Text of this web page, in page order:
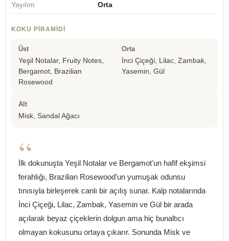
Yayılım Orta
KOKU PIRAMIDI
Üst
Yeşil Notalar, Fruity Notes,
Bergamot, Brazilian
Rosewood
Orta
İnci Çiçeği, Lilac, Zambak,
Yasemin, Gül
Alt
Misk, Sandal Ağacı
“
İlk dokunuşta Yeşil Notalar ve Bergamot'un hafif ekşimsi
ferahlığı, Brazilian Rosewood'un yumuşak odunsu
tınısıyla birleşerek canlı bir açılış sunar. Kalp notalarında
İnci Çiçeği, Lilac, Zambak, Yasemin ve Gül bir arada
açılarak beyaz çiçeklerin dolgun ama hiç bunaltıcı
olmayan kokusunu ortaya çıkarır. Sonunda Misk ve